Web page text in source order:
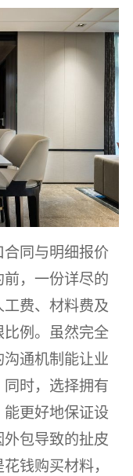
同与明细报价
，一份详尽的
费、材料费及
例。虽然完全
通机制能让业
时，选择拥有
更好地保证设
包导致的扯皮
钱购买材料，